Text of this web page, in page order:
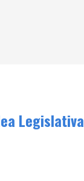
Legislativa